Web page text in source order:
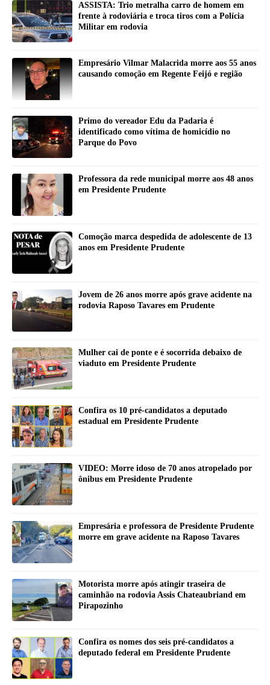
ASSISTA: Trio metralha carro de homem em
frente à rodoviária e troca tiros com a Polícia
Militar em rodovia
Empresário Vilmar Malacrida morre aos 55 anos
causando comoção em Regente Feijó e região
Primo do vereador Edu da Padaria é
identificado como vítima de homicídio no
Parque do Povo
Professora da rede municipal morre aos 48 anos
em Presidente Prudente
Comoção marca despedida de adolescente de 13
anos em Presidente Prudente
Jovem de 26 anos morre após grave acidente na
rodovia Raposo Tavares em Prudente
Mulher cai de ponte e é socorrida debaixo de
viaduto em Presidente Prudente
Confira os 10 pré-candidatos a deputado
estadual em Presidente Prudente
VIDEO: Morre idoso de 70 anos atropelado por
ônibus em Presidente Prudente
Empresária e professora de Presidente Prudente
morre em grave acidente na Raposo Tavares
Motorista morre após atingir traseira de
caminhão na rodovia Assis Chateaubriand em
Pirapozinho
Confira os nomes dos seis pré-candidatos a
deputado federal em Presidente Prudente